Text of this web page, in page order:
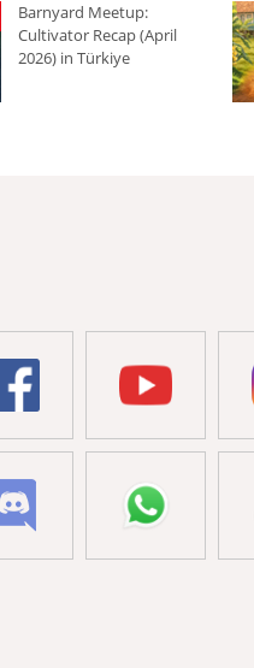
Barnyard Meetup:
Cultivator Recap (April
2026) in Türkiye